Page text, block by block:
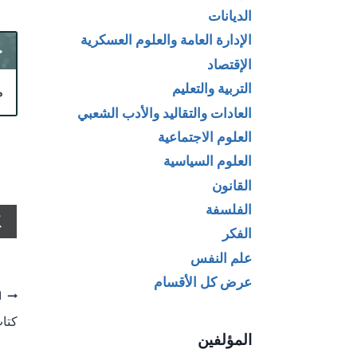
الديانات
الإدارة العامة والعلوم العسكرية
الإقتصاد
التربية والتعليم
العادات والتقاليد والأدب الشعبي
العلوم الاجتماعية
العلوم السياسية
القانون
الفلسفة
الفكر
علم النفس
عرض كل الأقسام
المؤلفين